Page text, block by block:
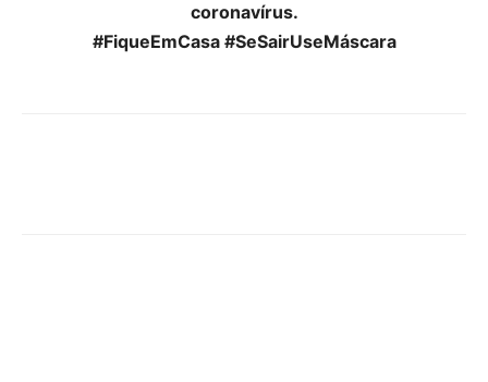
coronavírus.
#FiqueEmCasa #SeSairUseMáscara